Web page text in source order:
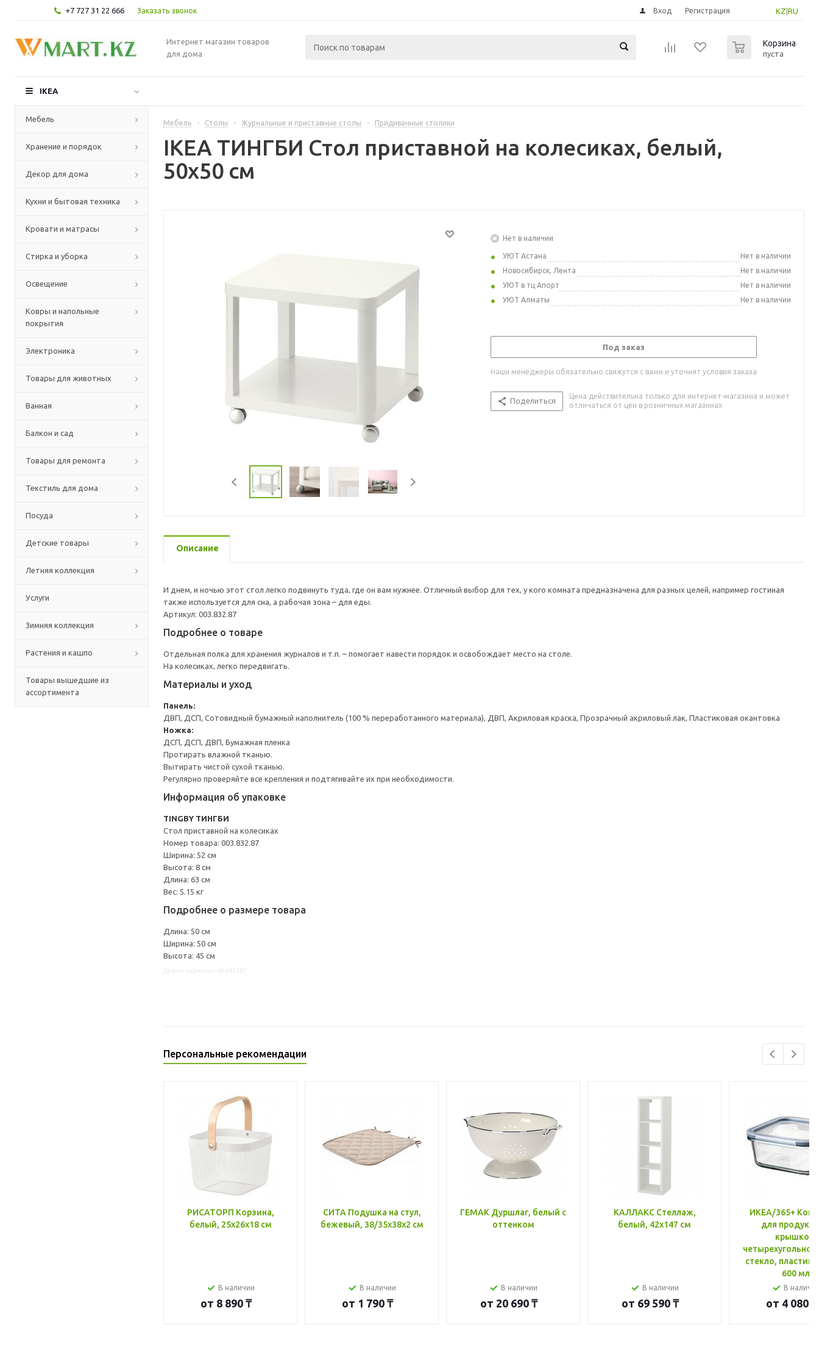
+7 727 31 22 666 Заказать звонок KZ RU
Вход Регистрация
Интернет магазин товаров
для дома
Корзина
пуста
IKEA
Мебель
Хранение и порядок
Декор для дома
Кухни и бытовая техника
Кровати и матрасы
Стирка и уборка
Освещение
Ковры и напольные
покрытия
Электроника
Товары для животных
Ванная
Балкон и сад
Товары для ремонта
Текстиль для дома
Посуда
Детские товары
Летняя коллекция
Услуги
Зимняя коллекция
Растения и кашпо
Товары вышедшие из
ассортимента
Мебель - Столы - Журнальные и приставные столы - Придиванные столики
IKEA ТИНГБИ Стол приставной на колесиках, белый,
50x50 см
Нет в наличии
УЮТ Астана
Нет в наличии
Новосибирск, Лента
Нет в наличии
УЮТ в тц Апорт
Нет в наличии
УЮТ Алматы
Нет в наличии
Под заказ
Наши менеджеры обязательно свяжутся с вами и уточнят условия заказа
Поделиться
Цена действительна только для интернет-магазина и может
отличаться от цен в розничных магазинах
Описание
И днем, и ночью этот стол легко подвинуть туда, где он вам нужнее. Отличный выбор для тех, у кого комната предназначена для разных целей, например гостиная
также используется для сна, а рабочая зона – для еды.
Артикул: 003.832.87
Подробнее о товаре
Отдельная полка для хранения журналов и т.п. – помогает навести порядок и освобождает место на столе.
На колесиках, легко передвигать.
Материалы и уход
Панель:
ДВП, ДСП, Сотовидный бумажный наполнитель (100 % переработанного материала), ДВП, Акриловая краска, Прозрачный акриловый лак, Пластиковая окантовка
Ножка:
ДСП, ДСП, ДВП, Бумажная пленка
Протирать влажной тканью.
Вытирать чистой сухой тканью.
Регулярно проверяйте все крепления и подтягивайте их при необходимости.
Информация об упаковке
TINGBY ТИНГБИ
Стол приставной на колесиках
Номер товара: 003.832.87
Ширина: 52 см
Высота: 8 см
Длина: 63 см
Вес: 5.15 кг
Подробнее о размере товара
Длина: 50 см
Ширина: 50 см
Высота: 45 см
Персональные рекомендации
РИСАТОРП Корзина,
белый, 25x26x18 см
В наличии
от 8 890 ₸
СИТА Подушка на стул,
бежевый, 38/35x38x2 см
В наличии
от 1 790 ₸
ГЕМАК Дуршлаг, белый с
оттенком
В наличии
от 20 690 ₸
КАЛЛАКС Стеллаж,
белый, 42x147 см
В наличии
от 69 590 ₸
ИКЕА/365+
для
крышкой,
стекло, пластик
600 мл
В
от 4 080 ₸